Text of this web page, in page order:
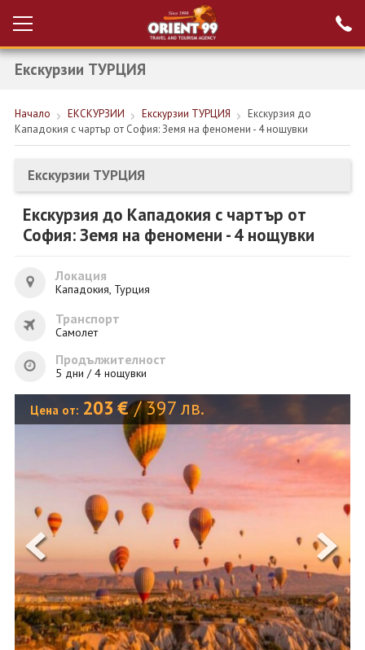
Вход за агенти
РАННИ ЗАПИСВАНИЯ ТУРЦИЯ
НОВА ГОДИНА ТУРЦИЯ
НОВА ГОДИНА
ПОЧИВКИ
ЕКЗОТИКА
ЕКСКУРЗИИ
ОЩЕ
ЗА НАС
КОНТАКТИ
ФИРМЕНИ ДОКУМЕНТИ
Запитване
ПОСЛЕДВАЙТЕ НИ
Екскурзии ТУРЦИЯ
Начало ЕКСКУРЗИИ Екскурзии ТУРЦИЯ
Екскурзия до
Кападокия с чартър от София: Земя на феномени - 4 нощувки
Екскурзии ТУРЦИЯ
Екскурзия до Кападокия с чартър от
София: Земя на феномени - 4 нощувки
Локация
Кападокия, Турция
Транспорт
Самолет
Продължителност
5 дни / 4 нощувки
Цена от: 203 € / 397 лв.